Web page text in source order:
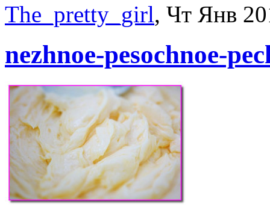
The_pretty_girl, Чт Янв
nezhnoe-pesochnoe-